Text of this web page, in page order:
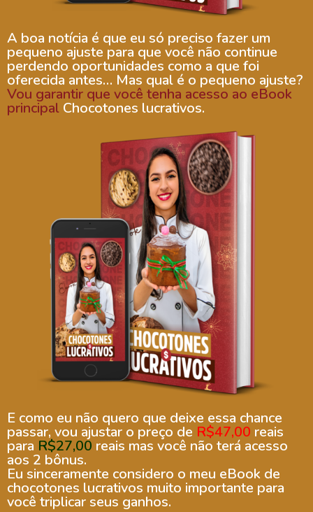
A boa notícia é que eu só preciso fazer um
pequeno ajuste para que você não continue
perdendo oportunidades como a que foi
oferecida antes… Mas qual é o pequeno ajuste?
Vou garantir que você tenha acesso ao eBook
principal Chocotones lucrativos.
E como eu não quero que deixe essa chance
passar, vou ajustar o preço de R$47,00 reais
para R$27,00 reais mas você não terá acesso
aos 2 bônus.
Eu sinceramente considero o meu eBook de
chocotones lucrativos muito importante para
você triplicar seus ganhos.